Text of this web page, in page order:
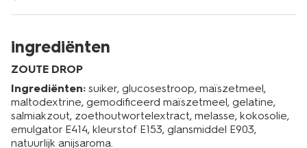
ingrediënten
ZOUTE DROP
Ingrediënten: suiker, glucosestroop, maïszetmeel,
maltodextrine, gemodificeerd maïszetmeel, gelatine,
salmiakzout, zoethoutwortelextract, melasse, kokosolie,
emulgator E414, kleurstof E153, glansmiddel E903,
natuurlijk anijsaroma.